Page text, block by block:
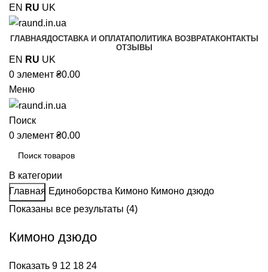
EN RU UK
ГЛАВНАЯДОСТАВКА И ОПЛАТАПОЛИТИКА ВОЗВРАТАКОНТАКТЫ
ОТЗЫВЫ
EN RU UK
0 элемент ₴0.00
Меню
Поиск
0 элемент ₴0.00
В категории
Поиск
Главная Единоборства Кимоно Кимоно дзюдо
Показаны все результаты (4)
Кимоно дзюдо
Показать 9 12 18 24